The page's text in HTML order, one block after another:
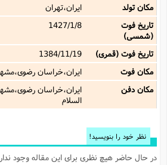
مکان تولد
ایران،تهران
تاریخ فوت
(شمسی)
1427/1/8
تاریخ فوت (قمری)
1384/11/19
مکان فوت
ایران،خراسان
مکان دفن
ایران،خراسان
السلام
نظر خود را بنویسید!
در حال حاضر هیچ نظری برای این مقاله وجود